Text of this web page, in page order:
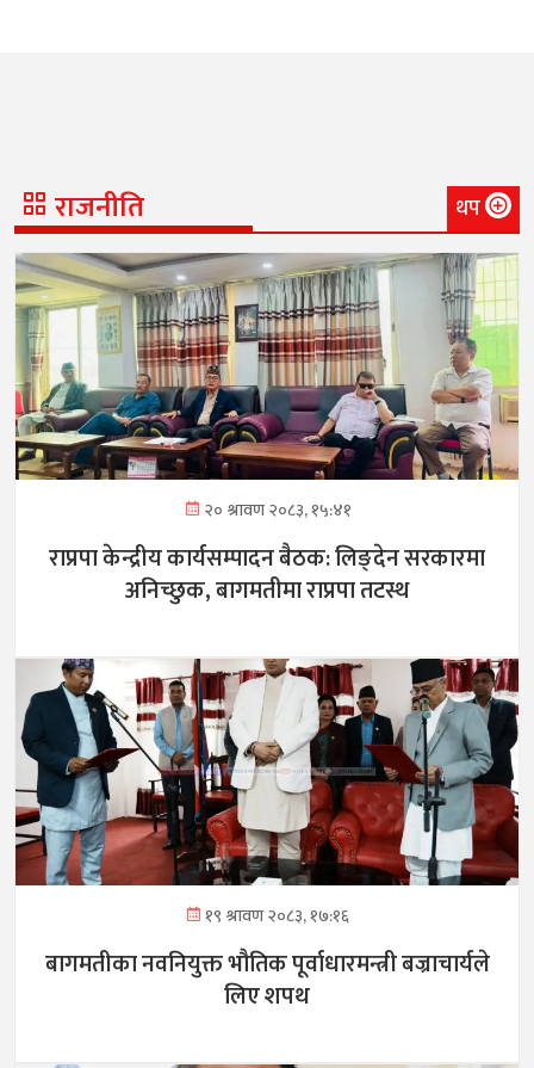
राजनीति थप
२० श्रावण २०८३, १५:४१
राप्रपा केन्द्रीय कार्यसम्पादन बैठक: लिङ्देन सरकारमा
अनिच्छुक, बागमतीमा राप्रपा तटस्थ
१९ श्रावण २०८३, १७:१६
बागमतीका नवनियुक्त भौतिक पूर्वाधारमन्त्री बज्राचार्यले
लिए शपथ